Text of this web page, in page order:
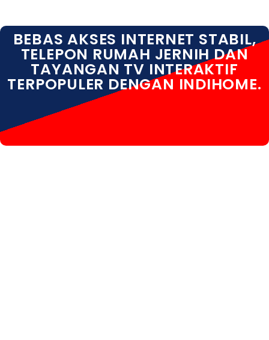
BEBAS AKSES INTERNET STABIL,
TELEPON RUMAH JERNIH DAN
TAYANGAN TV INTERAKTIF
TERPOPULER DENGAN INDIHOME.